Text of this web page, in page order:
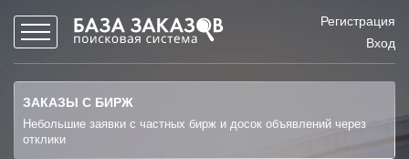
Регистрация
Вход
ЗАКАЗЫ С БИРЖ
Небольшие заявки с частных бирж и досок объявлений через
отклики